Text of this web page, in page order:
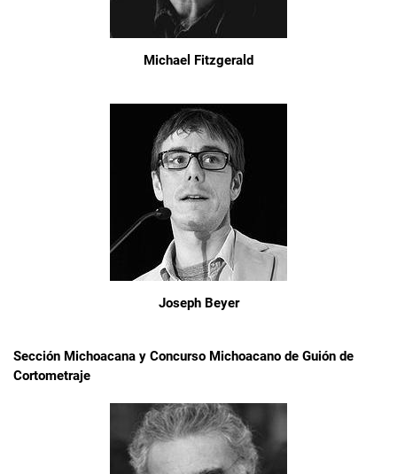
Michael Fitzgerald
Joseph Beyer
Sección Michoacana y Concurso Michoacano de Guión de
Cortometraje